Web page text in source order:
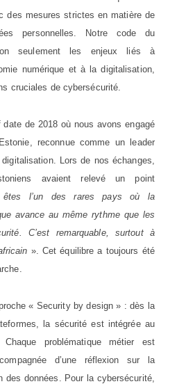
des mesures strictes en matière de
personnelles. Notre code du
seulement les enjeux liés à
numérique et à la digitalisation,
cruciales de cybersécurité.
de 2018 où nous avons engagé
reconnue comme un leader
Lors de nos échanges,
avaient relevé un point
êtes l’un des rares pays où la
avance au même rythme que les
C’est remarquable, surtout à
». Cet équilibre a toujours été
« Security by design » : dès la
la sécurité est intégrée au
problématique métier est
d’une réflexion sur la
des données. Pour la cybersécurité,